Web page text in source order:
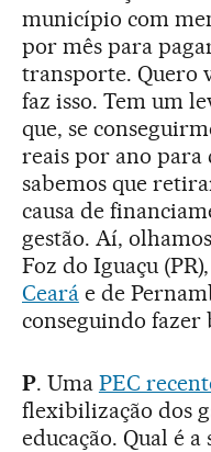
município com
por mês para
transporte. Quero
faz isso. Tem um
que, se
reais por ano para
sabemos que
causa de
gestão. Aí,
Foz do Iguaçu
Cearáe de
conseguindo
P. Uma PEC
flexibilização dos
educação. Qual é a